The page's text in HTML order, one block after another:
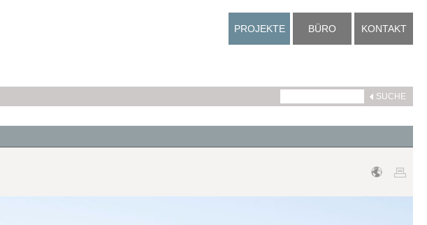
PROJEKTE BÜRO KONTAKT